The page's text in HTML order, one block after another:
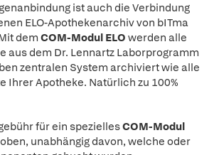
ist auch die Verbindung
ELO-Apothekenarchiv von bITma
dem COM-Modul ELO werden alle
aus dem Dr. Lennartz Laborprogramm
zentralen System archiviert wie alle
Ihrer Apotheke. Natürlich zu 100%
für ein speziellesCOM-Modul
unabhängig davon, welche oder